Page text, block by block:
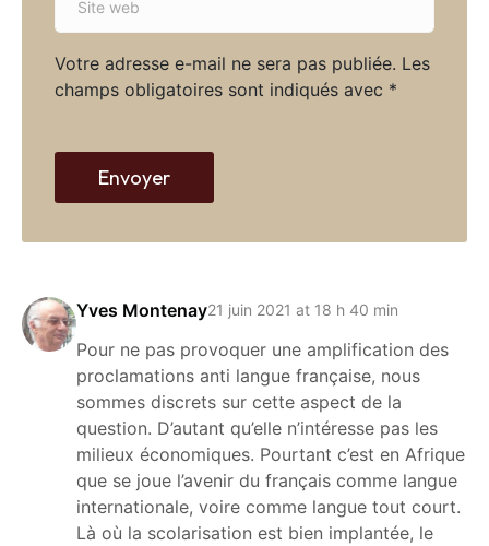
Yves Montenay21 juin 2021 at 18 h 40 min
Pour ne pas provoquer une amplification des
proclamations anti langue française, nous
sommes discrets sur cette aspect de la
question. D’autant qu’elle n’intéresse pas les
milieux économiques. Pourtant c’est en Afrique
que se joue l’avenir du français comme langue
internationale, voire comme langue tout court.
Là où la scolarisation est bien implantée, le
Votre adresse e-mail ne sera pas publiée. Les
champs obligatoires sont indiqués avec *
l
*
e
w
b
Envoyer